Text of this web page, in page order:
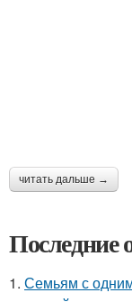
читать дальше →
Последние
1. Семьям с